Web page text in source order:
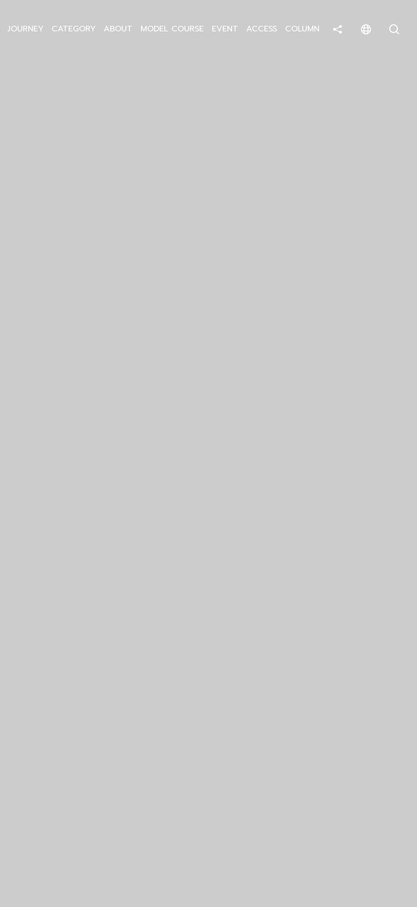
JOURNEY CATEGORY ABOUT MODEL COURSE EVENT ACCESS COLUMN